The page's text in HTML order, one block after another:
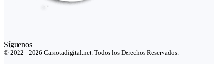
Síguenos
© 2022 - 2026 Caraotadigital.net. Todos los Derechos Reservados.